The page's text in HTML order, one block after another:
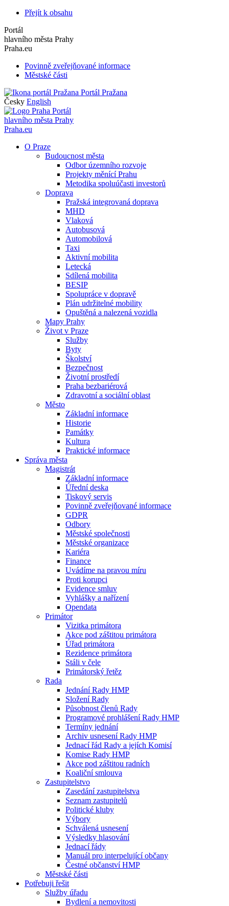
Přejít k obsahu
Portál
hlavního města Prahy
Praha.eu
Povinně zveřejňované informace
Městské části
Portál Pražana
Česky English
Portál
hlavního města Prahy
Praha.eu
O Praze
Budoucnost města
Odbor územního rozvoje
Projekty měnící Prahu
Metodika spoluúčasti investorů
Doprava
Pražská integrovaná doprava
MHD
Vlaková
Autobusová
Automobilová
Taxi
Aktivní mobilita
Letecká
Sdílená mobilita
BESIP
Spolupráce v dopravě
Plán udržitelné mobility
Opuštěná a nalezená vozidla
Mapy Prahy
Život v Praze
Služby
Byty
Školství
Bezpečnost
Životní prostředí
Praha bezbariérová
Zdravotní a sociální oblast
Město
Základní informace
Historie
Památky
Kultura
Praktické informace
Správa města
Magistrát
Základní informace
Úřední deska
Tiskový servis
Povinně zveřejňované informace
GDPR
Odbory
Městské společnosti
Městské organizace
Kariéra
Finance
Uvádíme na pravou míru
Proti korupci
Evidence smluv
Vyhlášky a nařízení
Opendata
Primátor
Vizitka primátora
Akce pod záštitou primátora
Úřad primátora
Rezidence primátora
Stáli v čele
Primátorský řetěz
Rada
Jednání Rady HMP
Složení Rady
Působnost členů Rady
Programové prohlášení Rady HMP
Termíny jednání
Archiv usnesení Rady HMP
Jednací řád Rady a jejích Komisí
Komise Rady HMP
Akce pod záštitou radních
Koaliční smlouva
Zastupitelstvo
Zasedání zastupitelstva
Seznam zastupitelů
Politické kluby
Výbory
Schválená usnesení
Výsledky hlasování
Jednací řády
Manuál pro interpelující občany
Čestné občanství HMP
Městské části
Potřebuji řešit
Služby úřadu
Bydlení a nemovitosti